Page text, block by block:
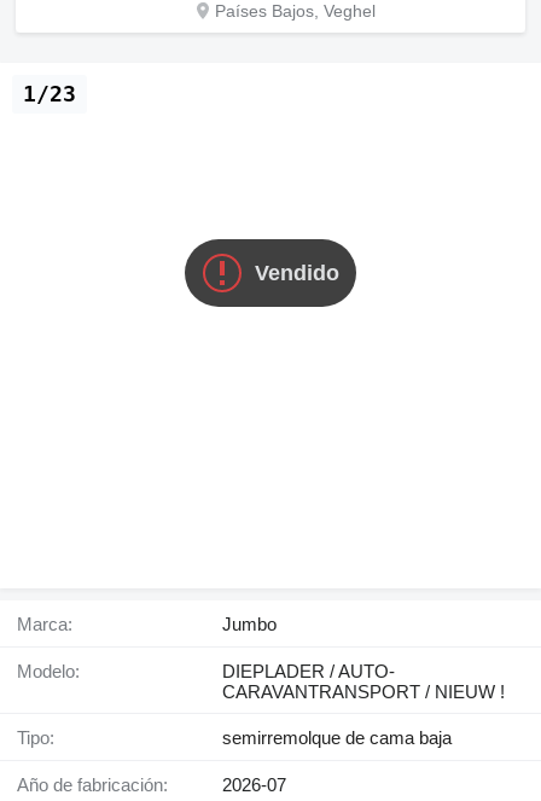
Países Bajos, Veghel
Vendido
1/23
Marca: Jumbo
Modelo:
DIEPLADER / AUTO-
CARAVANTRANSPORT / NIEUW !
Tipo: semirremolque de cama baja
Año de fabricación: 2026-07